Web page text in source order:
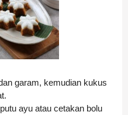
garam, kemudian kukus
ayu atau cetakan bolu